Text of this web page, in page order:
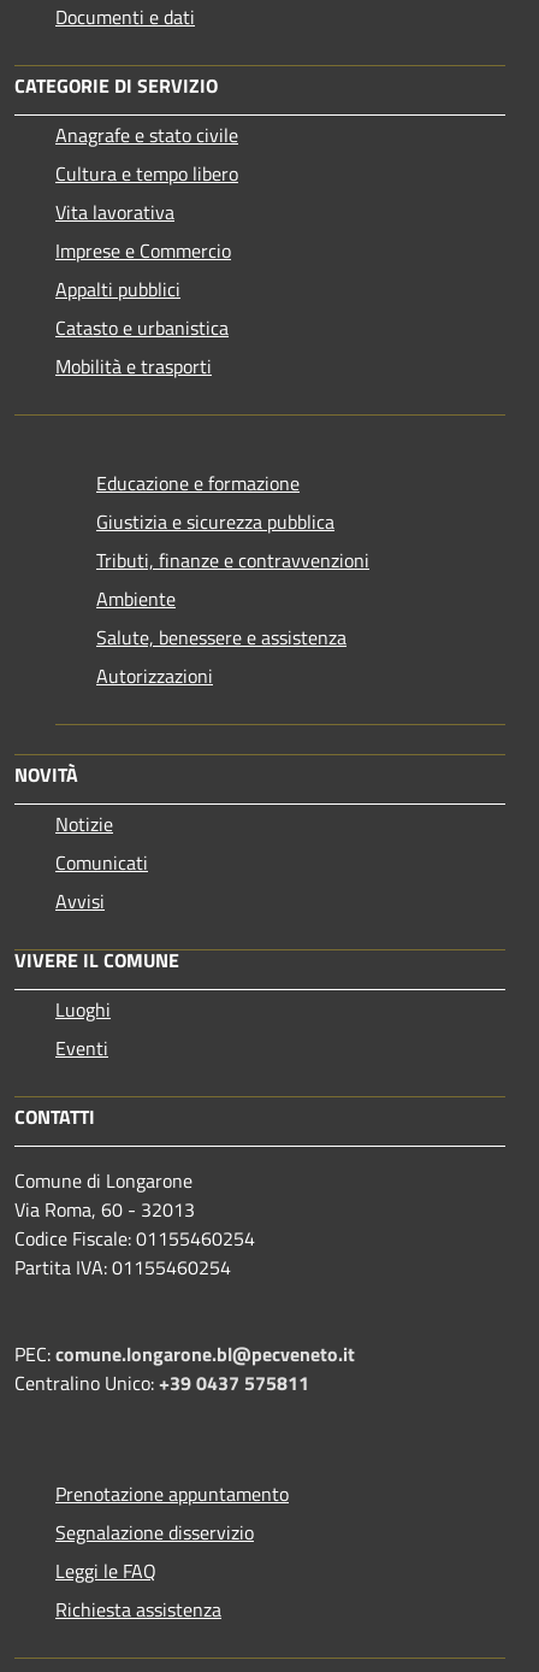
Documenti e dati
CATEGORIE DI SERVIZIO
Anagrafe e stato civile
Cultura e tempo libero
Vita lavorativa
Imprese e Commercio
Appalti pubblici
Catasto e urbanistica
Mobilità e trasporti
Educazione e formazione
Giustizia e sicurezza pubblica
Tributi, finanze e contravvenzioni
Ambiente
Salute, benessere e assistenza
Autorizzazioni
NOVITÀ
Notizie
Comunicati
Avvisi
VIVERE IL COMUNE
Luoghi
Eventi
CONTATTI
Comune di Longarone
Via Roma, 60 - 32013
Codice Fiscale: 01155460254
Partita IVA: 01155460254
PEC:comune.longarone.bl@pecveneto.it
Centralino Unico:+39 0437 575811
Prenotazione appuntamento
Segnalazione disservizio
Leggi le FAQ
Richiesta assistenza